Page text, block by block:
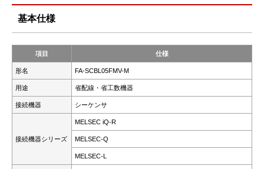
基本仕様
項目 仕様
形名 FA-SCBL05FMV-M
用途 省配線・省工数機器
接続機器 シーケンサ
接続機器シリーズ
MELSEC iQ-R
MELSEC-Q
MELSEC-L